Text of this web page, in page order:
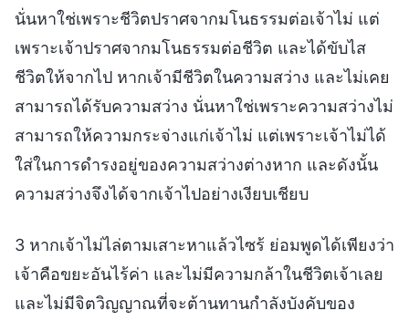
นั่นหาใช่เพราะชีวิตปราศจากมโนธรรมต่อเจ้าไม่ แต่
เพราะเจ้าปราศจากมโนธรรมต่อชีวิต และได้ขับไส
ชีวิตให้จากไป หากเจ้ามีชีวิตในความสว่าง และไม่เคย
สามารถได้รับความสว่าง นั่นหาใช่เพราะความสว่างไม่
สามารถให้ความกระจ่างแก่เจ้าไม่ แต่เพราะเจ้าไม่ได้
ใส่ในการดำรงอยู่ของความสว่างต่างหาก และดังนั้น
ความสว่างจึงได้จากเจ้าไปอย่างเงียบเชียบ
3 หากเจ้าไม่ไล่ตามเสาะหาแล้วไซร้ ย่อมพูดได้เพียงว่า
เจ้าคือขยะอันไร้ค่า และไม่มีความกล้าในชีวิตเจ้าเลย
และไม่มีจิตวิญญาณที่จะต้านทานกำลังบังคับของ